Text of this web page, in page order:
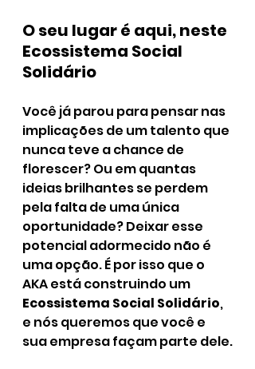
O seu lugar é aqui, neste
Ecossistema Social
Solidário
Você já parou para pensar nas
implicações de um talento que
nunca teve a chance de
florescer? Ou em quantas
ideias brilhantes se perdem
pela falta de uma única
oportunidade? Deixar esse
potencial adormecido não é
uma opção. É por isso que o
AKA está construindo um
Ecossistema Social Solidário,
e nós queremos que você e
sua empresa façam parte dele.